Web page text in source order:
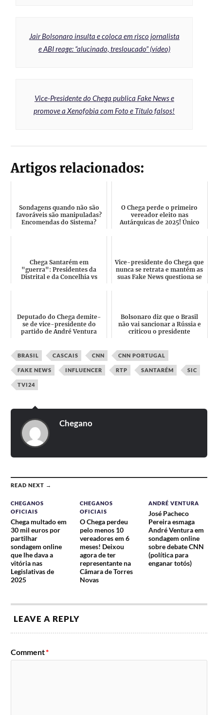
Jair Bolsonaro insulta e coloca em risco jornalista
e ABI reage: “alucinado, tresloucado” (vídeo)
Vice-Presidente do Chega publica Fake News e
promove a Xenofobia com Foto e Título falsos!
Artigos relacionados:
Sondagens quando não são
favoráveis são manipuladas?
Encomendas do Sistema?
O Chega perde o primeiro
vereador eleito nas
Autárquicas de 2025! Único
Chega Santarém em
"guerra": Presidentes da
Distrital e da Concelhia vs
Vice-presidente do Chega que
nunca se retrata e mantém as
suas Fake News questiona se
Deputado do Chega demite-
se de vice-presidente do
partido de André Ventura
Bolsonaro diz que o Brasil
não vai sancionar a Rússia e
criticou o presidente
BRASIL CASCAIS CNN CNN PORTUGAL
FAKE NEWS INFLUENCER RTP SANTARÉM SIC
TVI24
Chegano
READ NEXT →
CHEGANOS
OFICIAIS
Chega multado em
30 mil euros por
partilhar
sondagem online
que lhe dava a
vitória nas
Legislativas de
2025
CHEGANOS
OFICIAIS
O Chega perdeu
pelo menos 10
vereadores em 6
meses! Deixou
agora de ter
representante na
Câmara de Torres
Novas
ANDRÉ VENTURA
José Pacheco
Pereira esmaga
André Ventura em
sondagem online
sobre debate CNN
(política para
enganar totós)
LEAVE A REPLY
Comment*